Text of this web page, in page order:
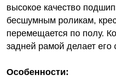
высокое качество
бесшумным роликам,
перемещается по полу.
задней рамой делает
Особенности: